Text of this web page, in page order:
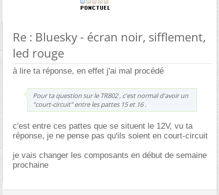
Re : Bluesky - écran noir, sifflement,
led rouge
à lire ta réponse, en effet j'ai mal procédé
Pour ta question sur le TR802 , c'est normal d'avoir un
"court-circuit" entre les pattes 15 et 16 .
c'est entre ces pattes que se situent le 12V, vu ta
réponse, je ne pense pas qu'ils soient en court-circuit
je vais changer les composants en début de semaine
prochaine